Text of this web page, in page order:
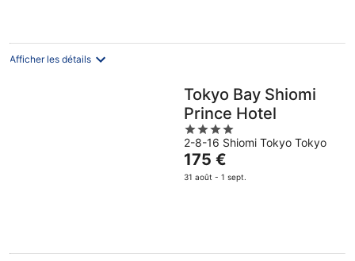
par
Afficher les détails
Tokyo Bay Shiomi
Prince Hotel
4
out
of
5
2-8-16 Shiomi Tokyo Tokyo
Le
prix
nuit
175 €
31 août - 1 sept.